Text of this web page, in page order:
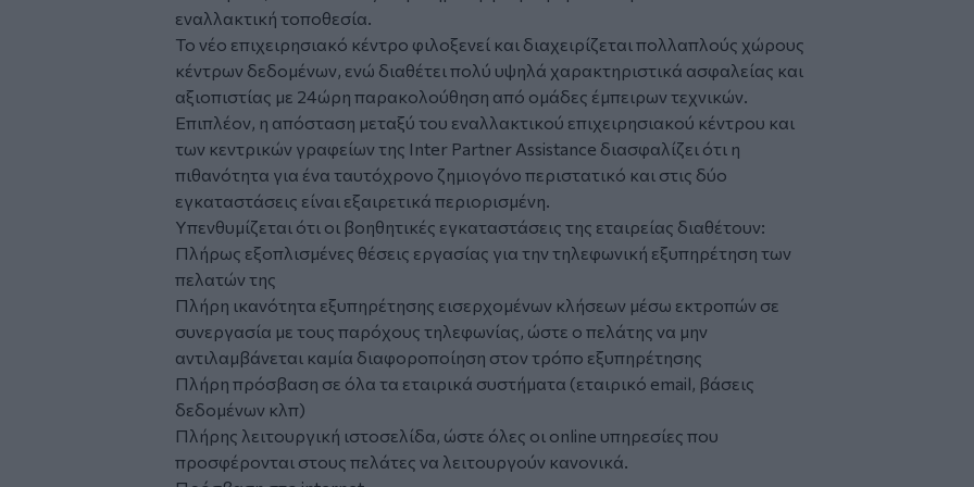
εναλλακτική τοποθεσία.
Το νέο επιχειρησιακό κέντρο φιλοξενεί και διαχειρίζεται πολλαπλούς χώρους
κέντρων δεδομένων, ενώ διαθέτει πολύ υψηλά χαρακτηριστικά ασφαλείας και
αξιοπιστίας με 24ώρη παρακολούθηση από ομάδες έμπειρων τεχνικών.
Επιπλέον, η απόσταση μεταξύ του εναλλακτικού επιχειρησιακού κέντρου και
των κεντρικών γραφείων της Inter Partner Assistance διασφαλίζει ότι η
πιθανότητα για ένα ταυτόχρονο ζημιογόνο περιστατικό και στις δύο
εγκαταστάσεις είναι εξαιρετικά περιορισμένη.
Υπενθυμίζεται ότι οι βοηθητικές εγκαταστάσεις της εταιρείας διαθέτουν:
Πλήρως εξοπλισμένες θέσεις εργασίας για την τηλεφωνική εξυπηρέτηση των
πελατών της
Πλήρη ικανότητα εξυπηρέτησης εισερχομένων κλήσεων μέσω εκτροπών σε
συνεργασία με τους παρόχους τηλεφωνίας, ώστε ο πελάτης να μην
αντιλαμβάνεται καμία διαφοροποίηση στον τρόπο εξυπηρέτησης
Πλήρη πρόσβαση σε όλα τα εταιρικά συστήματα (εταιρικό email, βάσεις
δεδομένων κλπ)
Πλήρης λειτουργική ιστοσελίδα, ώστε όλες οι online υπηρεσίες που
προσφέρονται στους πελάτες να λειτουργούν κανονικά.